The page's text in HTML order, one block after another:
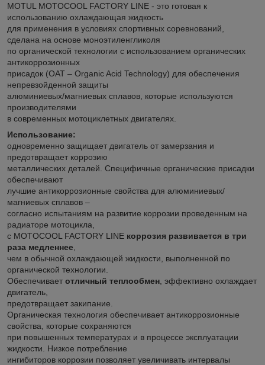
MOTUL MOTOCOOL FACTORY LINE - это готовая к
использованию охлаждающая жидкость
для применения в условиях спортивных соревнований,
сделана на основе моноэтиленгликоля
по органической технологии с использованием органических
антикоррозионных
присадок (OAT – Organic Acid Technology) для обеспечения
непревзойденной защиты
алюминиевых/магниевых сплавов, которые используются
производителями
в современных мотоциклетных двигателях.
Использование:
одновременно защищает двигатель от замерзания и
предотвращает коррозию
металлических деталей. Специфичные органические присадки
обеспечивают
лучшие антикоррозионные свойства для алюминиевых/
магниевых сплавов –
согласно испытаниям на развитие коррозии проведенным на
радиаторе мотоцикла,
с MOTOCOOL FACTORY LINE коррозия развивается в три
раза медленнее
чем в обычной охлаждающей жидкости, выполненной по
органической технологии.
Обеспечивает отличный теплообмен , эффективно охлаждает
двигатель,
предотвращает закипание.
Органическая технология обеспечивает антикоррозионные
свойства, которые сохраняются
при повышенных температурах и в процессе эксплуатации
жидкости. Низкое потребление
ингибиторов коррозии позволяет увеличивать интервалы